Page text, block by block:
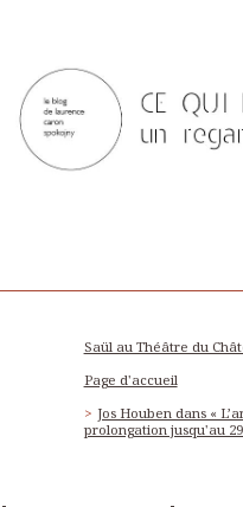
Saül au Théâtre du
Page d'accueil
Jos Houben dans «
prolongation jusqu'au